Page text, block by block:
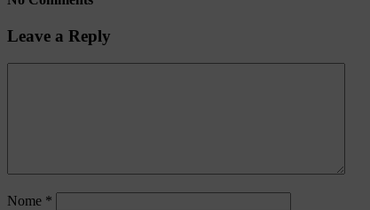
Leave a Reply
Nome *